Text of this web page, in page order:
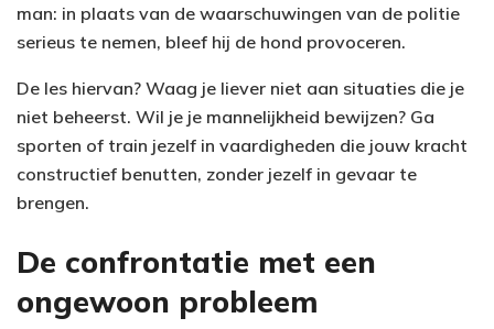
man: in plaats van de waarschuwingen van de politie
serieus te nemen, bleef hij de hond provoceren.
De les hiervan? Waag je liever niet aan situaties die je
niet beheerst. Wil je je mannelijkheid bewijzen? Ga
sporten of train jezelf in vaardigheden die jouw kracht
constructief benutten, zonder jezelf in gevaar te
brengen.
De confrontatie met een
ongewoon probleem